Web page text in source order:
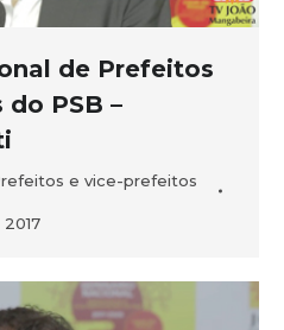
de Prefeitos
PSB –
e vice-prefeitos